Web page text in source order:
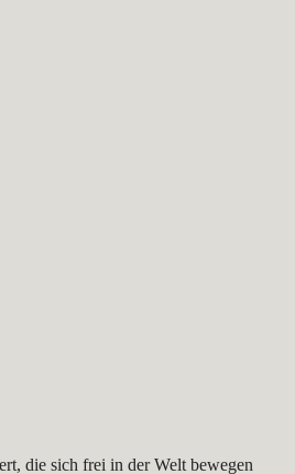
die sich frei in der Welt bewegen